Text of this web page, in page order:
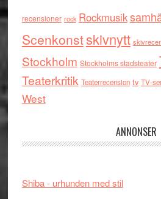
recensioner rock Rockmusik
Scenkonstskivnytt
Stockholm Stockholms stadsteater
Teaterkritik Teaterrecension tv TV-
West
ANNONSER
Shiba - urhunden med stil